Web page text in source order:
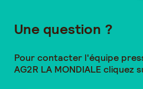
Une question ?
Pour contacter l'équipe
AG2R LA MONDIALEcliquez